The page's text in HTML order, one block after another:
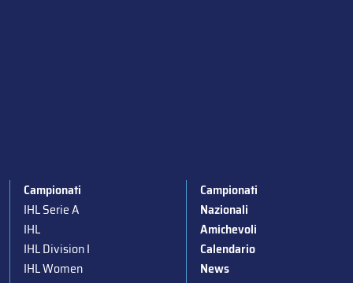
Campionati
IHL Serie A
IHL
IHL Division I
IHL Women
Campionati
Nazionali
Amichevoli
Calendario
News